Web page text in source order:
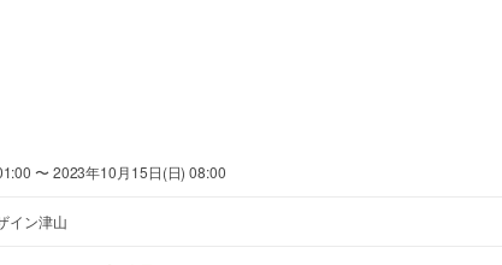
〜 2023年10月15日(日) 08:00
イン津山